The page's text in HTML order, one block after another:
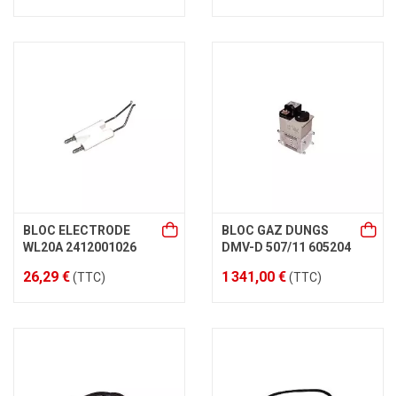
BLOC ELECTRODE
WL20A 2412001026
26,29 €(TTC)
BLOC GAZ DUNGS
DMV-D 507/11 605204
1 341,00 €(TTC)